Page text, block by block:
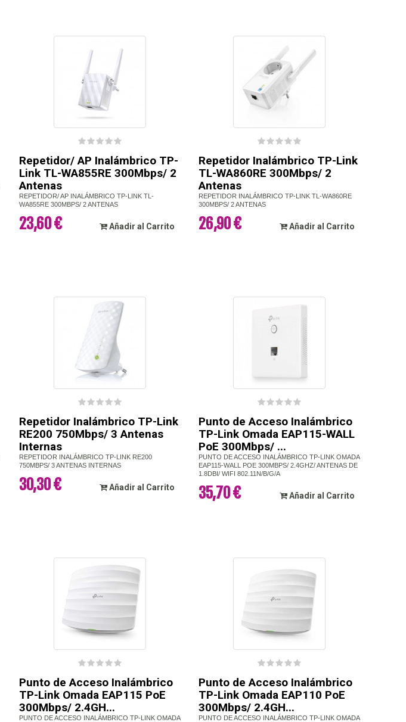
Repetidor/ AP Inalámbrico TP-
Link TL-WA855RE 300Mbps/ 2
Antenas
REPETIDOR/ AP INALÁMBRICO TP-LINK TL-
WA855RE 300MBPS/ 2 ANTENAS
23,60 € Añadir al Carrito
Repetidor Inalámbrico TP-Link
TL-WA860RE 300Mbps/ 2
Antenas
REPETIDOR INALÁMBRICO TP-LINK TL-WA860RE
300MBPS/ 2 ANTENAS
26,90 € Añadir al Carrito
Repetidor Inalámbrico TP-Link
RE200 750Mbps/ 3 Antenas
Internas
REPETIDOR INALÁMBRICO TP-LINK RE200
750MBPS/ 3 ANTENAS INTERNAS
30,30 € Añadir al Carrito
Punto de Acceso Inalámbrico
TP-Link Omada EAP115-WALL
PoE 300Mbps/ ...
PUNTO DE ACCESO INALÁMBRICO TP-LINK OMADA
EAP115-WALL POE 300MBPS/ 2.4GHZ/ ANTENAS DE
1.8DBI/ WIFI 802.11N/B/G/A
35,70 € Añadir al Carrito
Punto de Acceso Inalámbrico
TP-Link Omada EAP115 PoE
300Mbps/ 2.4GH...
PUNTO DE ACCESO INALÁMBRICO TP-LINK OMADA
Punto de Acceso Inalámbrico
TP-Link Omada EAP110 PoE
300Mbps/ 2.4GH...
PUNTO DE ACCESO INALÁMBRICO TP-LINK OMADA